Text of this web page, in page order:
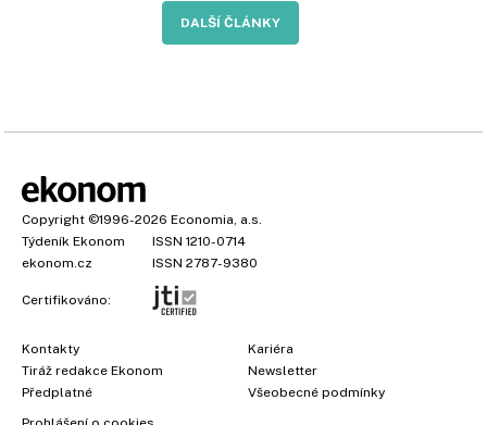
DALŠÍ ČLÁNKY
Copyright ©1996-2026 Economia, a.s.
Týdeník Ekonom
ISSN 1210-0714
ekonom.cz
ISSN 2787-9380
Certifikováno:
Kontakty
Tiráž redakce Ekonom
Předplatné
Kariéra
Newsletter
Všeobecné podmínky